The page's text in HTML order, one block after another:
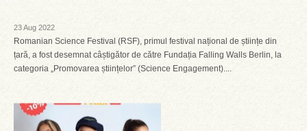
23 Aug 2022
Romanian Science Festival (RSF), primul festival național de științe din
țară, a fost desemnat câștigător de către Fundația Falling Walls Berlin, la
categoria „Promovarea științelor” (Science Engagement)....